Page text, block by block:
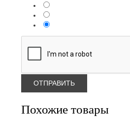
Похожие товары